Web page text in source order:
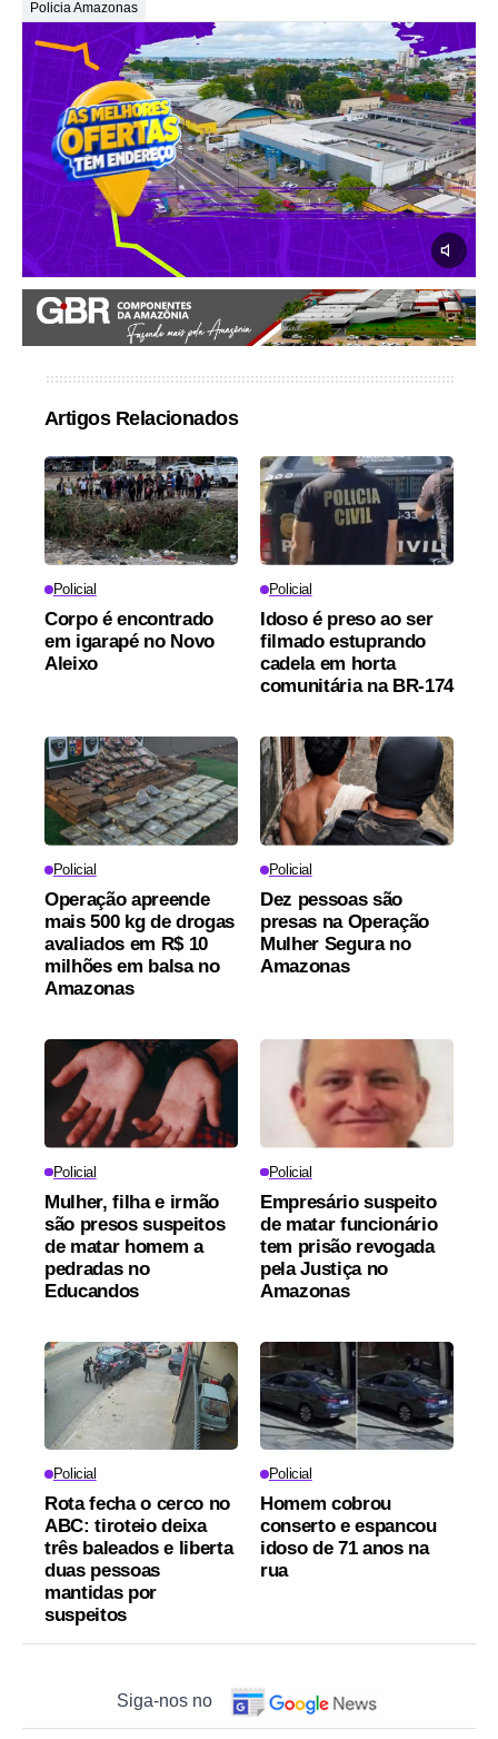
Policia Amazonas
Artigos Relacionados
Policial
Corpo é encontrado
em igarapé no Novo
Aleixo
Policial
Idoso é preso ao ser
filmado estuprando
cadela em horta
comunitária na BR-174
Policial
Operação apreende
mais 500 kg de drogas
avaliados em R$ 10
milhões em balsa no
Amazonas
Policial
Dez pessoas são
presas na Operação
Mulher Segura no
Amazonas
Policial
Mulher, filha e irmão
são presos suspeitos
de matar homem a
pedradas no
Educandos
Policial
Empresário suspeito
de matar funcionário
tem prisão revogada
pela Justiça no
Amazonas
Policial
Rota fecha o cerco no
ABC: tiroteio deixa
três baleados e liberta
duas pessoas
mantidas por
suspeitos
Policial
Homem cobrou
conserto e espancou
idoso de 71 anos na
rua
Siga-nos no